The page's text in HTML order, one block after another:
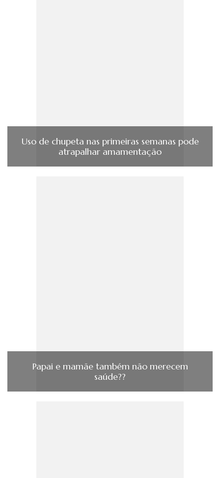
Uso de chupeta nas primeiras semanas pode
atrapalhar amamentação
Papai e mamãe também não merecem
saúde??